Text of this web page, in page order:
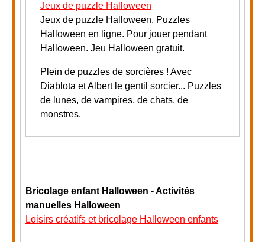
Jeux de puzzle Halloween
Jeux de puzzle Halloween. Puzzles
Halloween en ligne. Pour jouer pendant
Halloween. Jeu Halloween gratuit.
Plein de puzzles de sorcières ! Avec
Diablota et Albert le gentil sorcier... Puzzles
de lunes, de vampires, de chats, de
monstres.
Bricolage enfant Halloween - Activités
manuelles Halloween
Loisirs créatifs et bricolage Halloween enfants